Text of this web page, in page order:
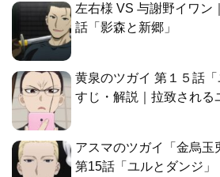
左右様 VS 与謝野イワン
話「影森と新郷」
黄泉のツガイ 第１５話
すじ・解説｜拉致される
アスマのツガイ「金烏玉
第15話「ユルとダンジ」